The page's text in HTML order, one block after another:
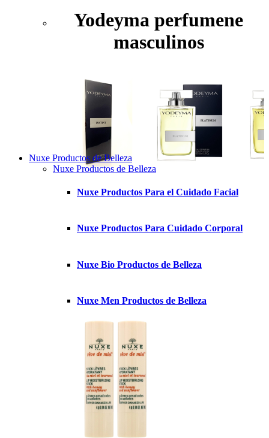
Yodeyma perfumene
masculinos
Nuxe Productos de Belleza
Nuxe Productos de Belleza
Nuxe Productos Para el Cuidado Facial
Nuxe Productos Para Cuidado Corporal
Nuxe Bio Productos de Belleza
Nuxe Men Productos de Belleza